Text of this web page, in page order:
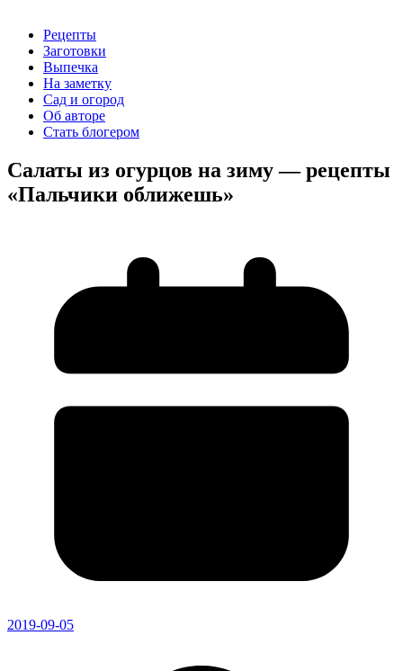
Рецепты
Заготовки
Выпечка
На заметку
Сад и огород
Об авторе
Стать блогером
Салаты из огурцов на зиму — рецепты
«Пальчики оближешь»
2019-09-05